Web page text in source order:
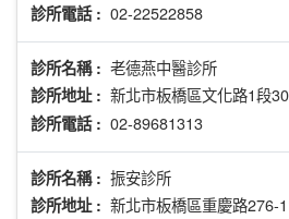
診所電話 : 02-22522858
診所名稱 : 老德燕中醫診所
診所地址 : 新北市板橋區文化路1段
診所電話 : 02-89681313
診所名稱 : 振安診所
診所地址 : 新北市板橋區重慶路276-